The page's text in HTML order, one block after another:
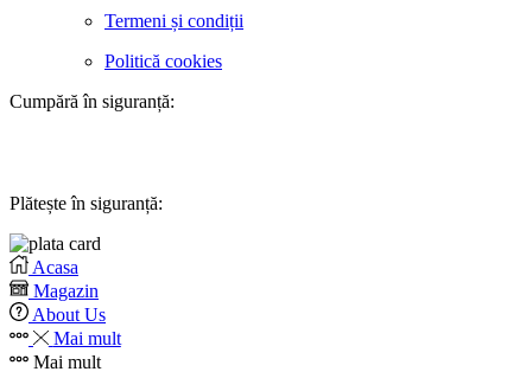
Termeni și condiții
Politică cookies
Cumpără în siguranță:
Plătește în siguranță:
Acasa
Magazin
About Us
Mai mult
Mai mult